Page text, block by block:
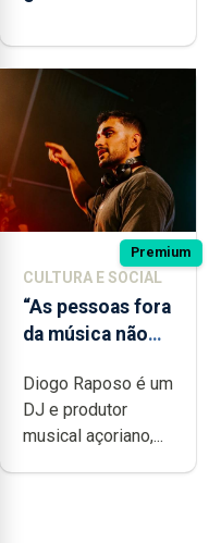
Premium
CULTURA E SOCIAL
“As pessoas fora
da música não
quão difícil é
produzir uma
música”
Diogo Raposo é um
DJ e produtor
musical açoriano,...